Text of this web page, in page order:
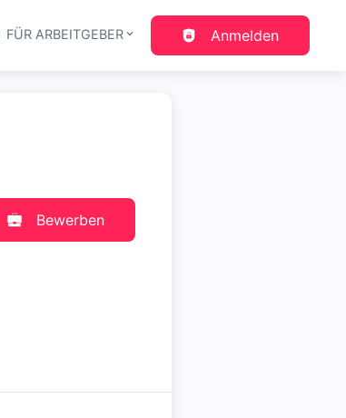
FÜR ARBEITGEBER Anmelden
Bewerben